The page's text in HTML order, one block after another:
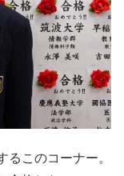
るこのコーナー。